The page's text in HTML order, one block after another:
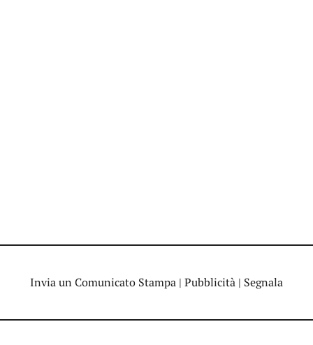
Invia un Comunicato Stampa | Pubblicità | Segnala